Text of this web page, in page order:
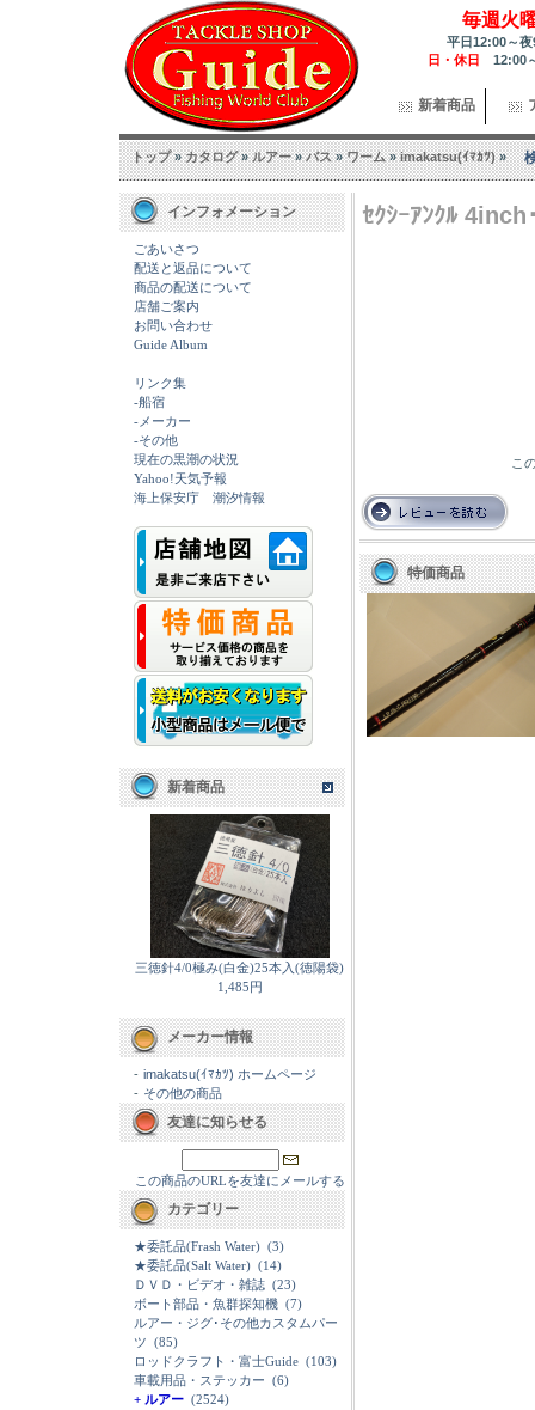
毎週火
平日12:00～
日・休日 12:00
新着商品
トップ»カタログ»ルアー»バス»ワーム»imakatsu(ｲﾏｶﾂ)»
インフォメーション
ごあいさつ
配送と返品について
商品の配送について
店舗ご案内
お問い合わせ
Guide Album
リンク集
-船宿
-メーカー
-その他
現在の黒潮の状況
Yahoo!天気予報
海上保安庁 潮汐情報
新着商品
三徳針4/0極み(白金)25本入(徳陽袋)
1,485円
メーカー情報
- imakatsu(ｲﾏｶﾂ) ホームページ
- その他の商品
友達に知らせる
この商品のURLを友達にメールする
カテゴリー
★委託品(Frash Water) (3)
★委託品(Salt Water) (14)
ＤＶＤ・ビデオ・雑誌 (23)
ボート部品・魚群探知機 (7)
ルアー・ジグ･その他カスタムパー
ツ (85)
ロッドクラフト・富士Guide (103)
車載用品・ステッカー (6)
+ ルアー (2524)
ｾｸｼｰｱﾝｸﾙ 4inch
こ
特価商品